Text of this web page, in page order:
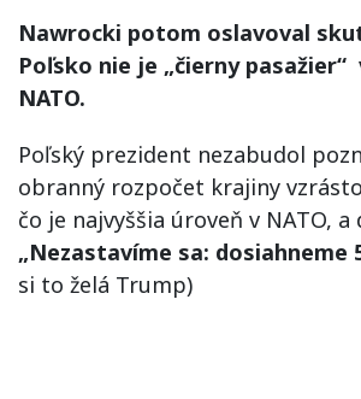
Nawrocki potom oslavoval
Poľsko nie je „čierny pasažier“
NATO.
Poľský prezident nezabudol
obranný rozpočet krajiny
čo je najvyššia úroveň v NATO, a
„Nezastavíme sa: dosiahneme
si to želá Trump)